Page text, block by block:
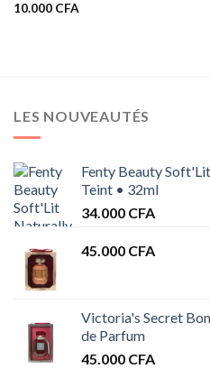
10.000 CFA
LES NOUVEAUTÉS
Fenty Beauty
Teint • 32ml
34.000 CFA
45.000 CFA
Victoria's Secret
de Parfum
45.000 CFA